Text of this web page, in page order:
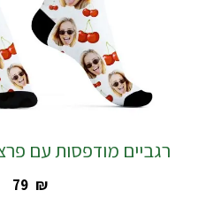
רגביים מודפסות עם
‎79 ₪